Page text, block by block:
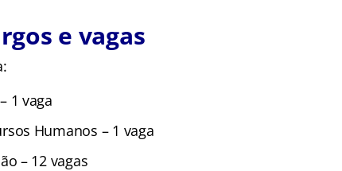
e vagas
1 vaga
Humanos – 1 vaga
– 12 vagas